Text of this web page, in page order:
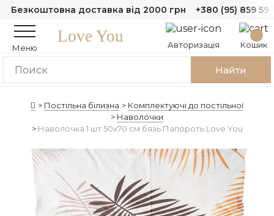
Безкоштовна доставка від 2000 грн +380 (95) 859 59
Меню
Love You Авторизація Кошик
Найти
Постільна білизна
Комплектуючі до постільної
Наволочки
Наволочка 1 шт 50x70 см бязь Папороть Love You